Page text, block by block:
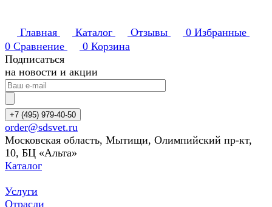
Главная Каталог Отзывы 0 Избранные
0 Сравнение 0 Корзина
Подписаться
на новости и акции
+7 (495) 979-40-50
order@sdsvet.ru
Московская область, Мытищи, Олимпийский пр-кт,
10, БЦ «Альта»
Каталог
Услуги
Отрасли